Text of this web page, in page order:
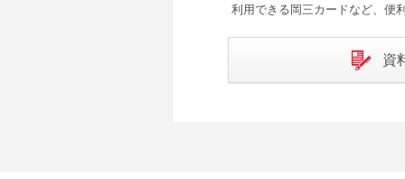
利用できる岡三カードなど、便
資